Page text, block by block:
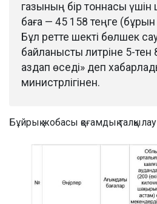
газының бір тоннасы үшін
баға — 45 158 теңге
Бұл ретте шекті бөлшек
байланысты литріне 5-тен
аздап өседі» деп
министрлігінен.
Бұйрық жобасы қоғамдық